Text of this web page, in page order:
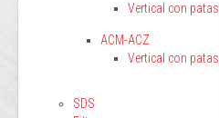
Vertical con patas
ACM-ACZ
Vertical con patas
SDS